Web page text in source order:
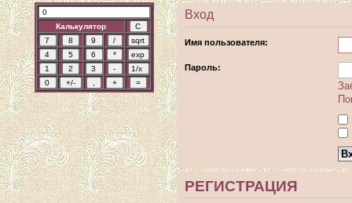
Калькулятор
Вход
Имя пользователя:
Пароль:
РЕГИСТРАЦИЯ